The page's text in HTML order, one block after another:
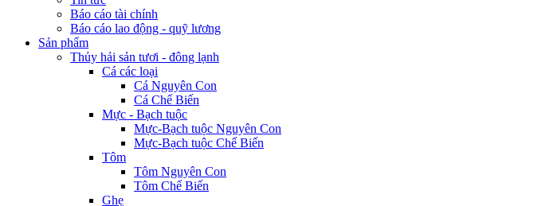
Báo cáo tài chính
Báo cáo lao động - quỹ lương
Sản phẩm
Thủy hải sản tươi - đông lạnh
Cá các loại
Cá Nguyên Con
Cá Chế Biến
Mực - Bạch tuộc
Mực-Bạch tuộc Nguyên Con
Mực-Bạch tuộc Chế Biến
Tôm
Tôm Nguyên Con
Tôm Chế Biến
Ghẹ